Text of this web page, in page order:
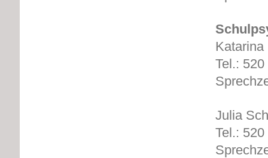
Katarina
Tel.:
Julia
Tel.: